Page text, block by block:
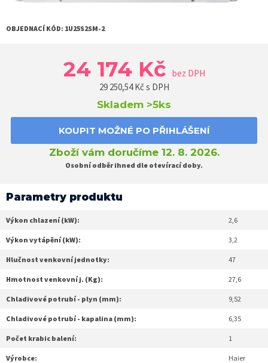
OBJEDNACÍ KÓD: 1U25S2SM-2
24 174 Kč bez DPH
29 250,54Kč s DPH
Skladem >5ks
KOUPIT MOŽNÉ PO PŘIHLÁŠENÍ
Zboží vám doručíme 12. 8. 2026.
Osobní odběr ihned dle otevírací doby.
Parametry produktu
Výkon chlazení (kW): 2,6
Výkon vytápění (kW): 3,2
Hlučnost venkovní jednotky: 47
Hmotnost venkovní j. (Kg): 27,6
Chladivové potrubí - plyn (mm): 9,52
Chladivové potrubí - kapalina (mm): 6,35
Počet krabic balení: 1
Výrobce: Haier